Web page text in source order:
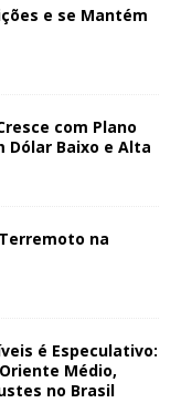
e se Mantém
com Plano
Dólar Baixo e Alta
na
é Especulativo:
Médio,
no Brasil